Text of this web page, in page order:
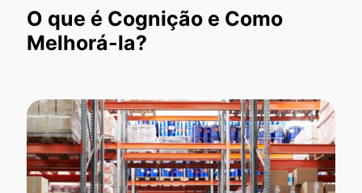
O que é Cognição e Como
Melhorá-la?